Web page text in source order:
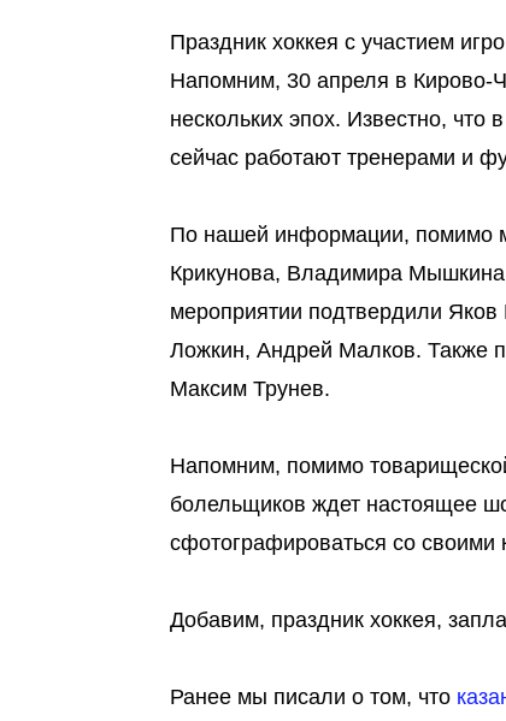
Праздник хоккея с участием
Напомним, 30 апреля в Кирово-
нескольких эпох. Известно, что
сейчас работают тренерами и
По нашей информации, помимо
Крикунова, Владимира
мероприятии подтвердили
Ложкин, Андрей Малков. Также
Максим Трунев.
Напомним, помимо
болельщиков ждет настоящее
сфотографироваться со своими
Добавим, праздник хоккея,
Ранее мы писали о том, что